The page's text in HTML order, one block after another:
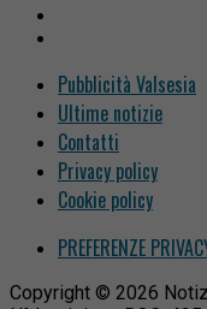
Pubblicità Valsesia
Ultime notizie
Contatti
Privacy policy
Cookie policy
PREFERENZE
Copyright © 2026